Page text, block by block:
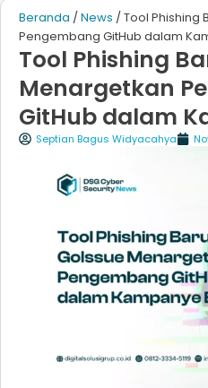
Beranda / News / Tool Phishing
Pengembang GitHub dalam
Tool Phishing
Menargetkan
GitHub dalam
Septian Bagus Widyacahya